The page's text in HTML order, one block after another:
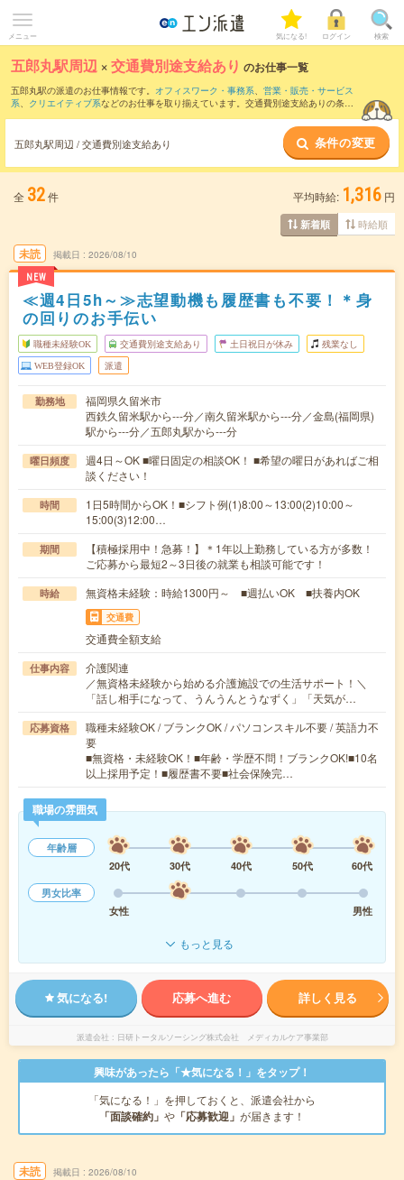
メニュー 気になる! ログイン 検索
五郎丸駅周辺 ×交通費別途支給あり のお仕事一覧
五郎丸駅の派遣のお仕事情報です。 オフィスワーク・事務系、 営業・販売・サービス
系、 クリエイティブ系などのお仕事を取り揃えています。交通費別途支給ありの条件
五郎丸駅周辺 / 交通費別途支給あり 条件の変更
全 32件 平均時給: 1,316 円
新着順 時給順
未読
NEW
掲載日 2026/08/10
≪週4日5h～≫志望動機も履歴書も不要！＊身
の回りのお手伝い
職種未経験OK 交通費別途支給あり 土日祝日が休み 残業なし
WEB登録OK 派遣
勤務地
福岡県久留米市
西鉄久留米駅から---分／南久留米駅から---分／金島(福岡県)
駅から---分／五郎丸駅から---分
曜日頻度
週4日～OK ■曜日固定の相談OK！ ■希望の曜日があればご相
談ください！
時間
1日5時間からOK！■シフト例(1)8:00～13:00(2)10:00～
15:00(3)12:00…
期間
【積極採用中！急募！】＊1年以上勤務している方が多数！
ご応募から最短2～3日後の就業も相談可能です！
時給 無資格未経験：時給1300円～ ■週払いOK ■扶養内OK
交通費
交通費全額支給
仕事内容
介護関連
／無資格未経験から始める介護施設での生活サポート！＼
「話し相手になって、うんうんとうなずく」「天気が…
応募資格
職種未経験OK / ブランクOK / パソコンスキル不要 / 英語力不
要
■無資格・未経験OK！■年齢・学歴不問！ブランクOK!■10名
以上採用予定！■履歴書不要■社会保険完…
職場の雰囲気
年齢層
20代
30代 40代 50代
60代
男女比率
女性
男性
もっと見る
気になる! 応募へ進む 詳しく見る
派遣会社 日研トータルソーシング株式会社 メディカルケア事業部
興味があったら「★気になる！」をタップ！
「気になる！」を押しておくと、派遣会社から
「面談確約」 や 「応募歓迎」 が届きます！
未読 掲載日 2026/08/10